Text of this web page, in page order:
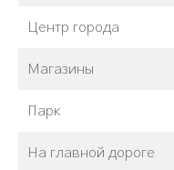
Центр города
Магазины
Парк
На главной дороге